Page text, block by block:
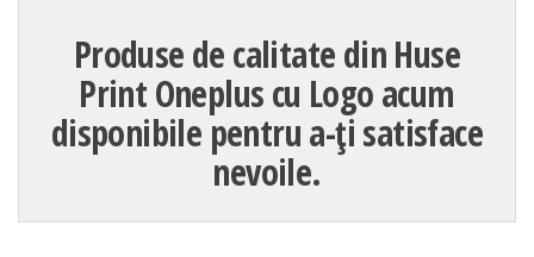
Produse de calitate din Huse
Print Oneplus cu Logo acum
disponibile pentru a-ți satisface
nevoile.